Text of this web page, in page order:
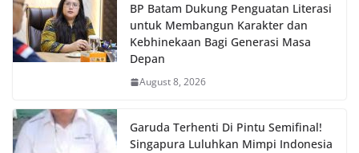
BP Batam Dukung Penguatan Literasi
untuk Membangun Karakter dan
Kebhinekaan Bagi Generasi Masa
Depan
August 8, 2026
Garuda Terhenti Di Pintu Semifinal!
Singapura Luluhkan Mimpi Indonesia